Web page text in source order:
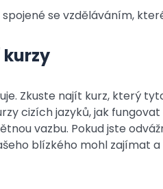
se vzděláváním,
Zkuste najít kurz, který
cizích jazyků, jak
vazbu. Pokud jste
blízkého mohl zajímat